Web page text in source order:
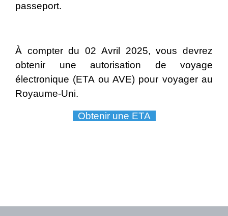
passeport.
À compter du 02 Avril 2025, vous devrez
obtenir une autorisation de voyage
électronique (ETA ou AVE) pour voyager au
Royaume-Uni.
Obtenir une ETA